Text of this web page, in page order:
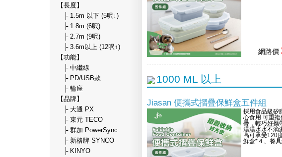
【長度】
├ 1.5m 以下 (5呎↓)
├ 1.8m (6呎)
├ 2.7m (9呎)
├ 3.6m以上 (12呎↑)
【功能】
├ 中繼線
├ PD/USB款
├ 輪座
【品牌】
├ 大通 PX
├ 東元 TECO
├ 群加 PowerSync
├ 新格牌 SYNCO
├ KINYO
網路價
1000 ML 以上
Jiasan 便攜式摺疊保鮮盒五件組
採用食品級矽
心食用 可重
疊，輕巧好攜
湯湯水水不滴
高可承受120
鮮盒*４、餐